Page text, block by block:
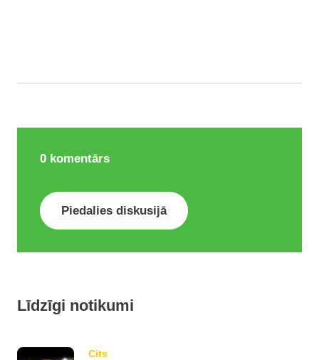
0 komentārs
Piedalies diskusijā
Līdzīgi notikumi
Cits